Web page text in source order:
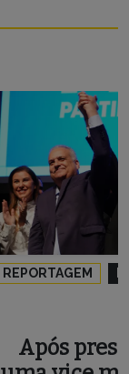
REPORTAGEM
Após